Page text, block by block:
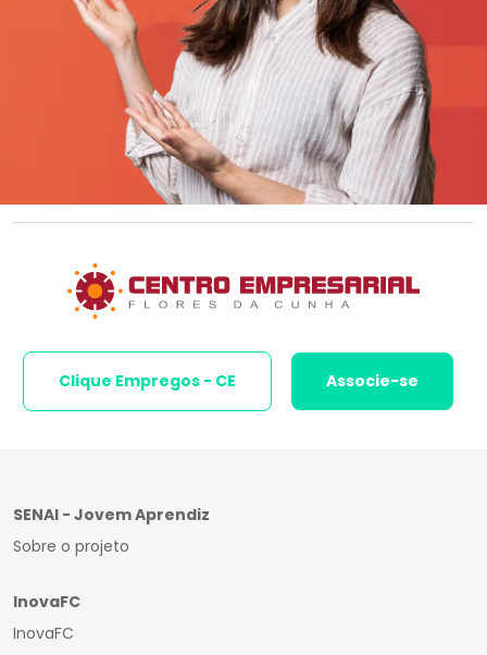
Clique Empregos - CE Associe-se
SENAI - Jovem Aprendiz
Sobre o projeto
InovaFC
InovaFC